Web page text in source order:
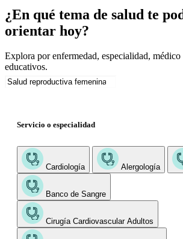
¿En qué tema de salud te
orientar hoy?
Explora por enfermedad, especialidad,
educativos.
Servicio o especialidad
Cardiología Alergología
Banco de Sangre
Cirugía Cardiovascular Adultos